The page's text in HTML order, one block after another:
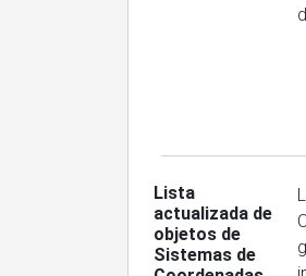
Lista
actualizada de
objetos de
Sistemas de